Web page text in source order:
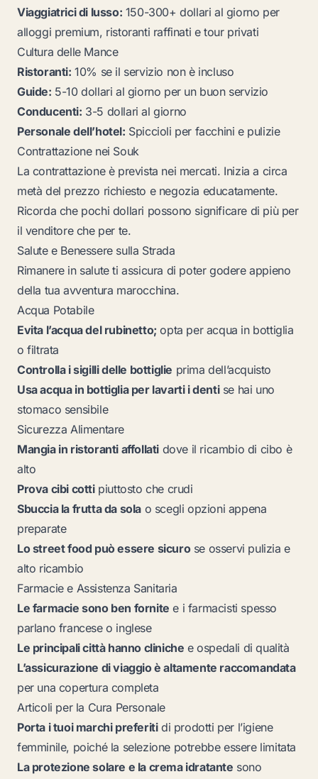
Viaggiatrici di lusso: 150-300+ dollari al giorno per
alloggi premium, ristoranti raffinati e tour privati
Cultura delle Mance
Ristoranti: 10% se il servizio non è incluso
Guide: 5-10 dollari al giorno per un buon servizio
Conducenti: 3-5 dollari al giorno
Personale dell’hotel: Spiccioli per facchini e pulizie
Contrattazione nei Souk
La contrattazione è prevista nei mercati. Inizia a circa
metà del prezzo richiesto e negozia educatamente.
Ricorda che pochi dollari possono significare di più per
il venditore che per te.
Salute e Benessere sulla Strada
Rimanere in salute ti assicura di poter godere appieno
della tua avventura marocchina.
Acqua Potabile
Evita l’acqua del rubinetto; opta per acqua in bottiglia
o filtrata
Controlla i sigilli delle bottiglie prima dell’acquisto
Usa acqua in bottiglia per lavarti i dentise hai uno
stomaco sensibile
Sicurezza Alimentare
Mangia in ristoranti affollati dove il ricambio di cibo è
alto
Prova cibi cottipiuttosto che crudi
Sbuccia la frutta da sola o scegli opzioni appena
preparate
Lo street food può essere sicurose osservi pulizia e
alto ricambio
Farmacie e Assistenza Sanitaria
Le farmacie sono ben fornite e i farmacisti spesso
parlano francese o inglese
Le principali città hanno cliniche e ospedali di qualità
L’assicurazione di viaggio è altamente raccomandata
per una copertura completa
Articoli per la Cura Personale
Porta i tuoi marchi preferitidi prodotti per l’igiene
femminile, poiché la selezione potrebbe essere limitata
La protezione solare e la crema idratante sono